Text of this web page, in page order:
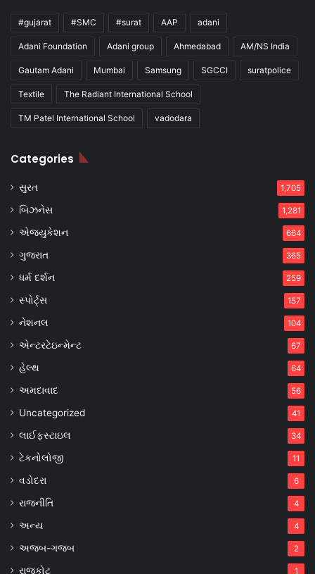
#gujarat #SMC #surat AAP adani
Adani Foundation Adani group Ahmedabad AM/NS India
Gautam Adani Mumbai Samsung SGCCI suratpolice
Textile The Radiant International School
TM Patel International School vadodara
Categories
સુરત 1,705
બિઝનેસ 1,281
એજ્યુકેશન 664
ગુજરાત 365
ધર્મ દર્શન 259
સ્પોર્ટ્સ 157
નેશનલ 104
એન્ટરટેઇન્મેન્ટ 67
હેલ્થ 64
અમદાવાદ 56
Uncategorized 41
લાઈફસ્ટાઇલ 34
ટેકનોલોજી 11
વડોદરા 6
રાજનીતિ 4
અન્ય 4
અજબ-ગજબ 2
રાજકોટ 1